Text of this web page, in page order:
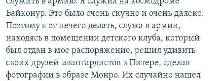
Байконур. Это было очень скучно и очень далеко.
Поэтому я от нечего делать, служа в армии,
находясь в помещении детского клуба, который
был отдан в мое распоряжение, решил удивить
своих друзей-авангардистов в Питере, сделав
фотографии в образе Монро. Их случайно нашел